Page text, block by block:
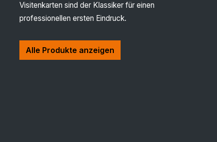
Visitenkarten sind der Klassiker für einen
professionellen ersten Eindruck.
Alle Produkte anzeigen